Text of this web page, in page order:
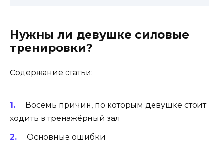
Нужны ли девушке силовые
тренировки?
Содержание статьи:
Восемь причин, по которым девушке стоит
ходить в тренажёрный зал
Основные ошибки